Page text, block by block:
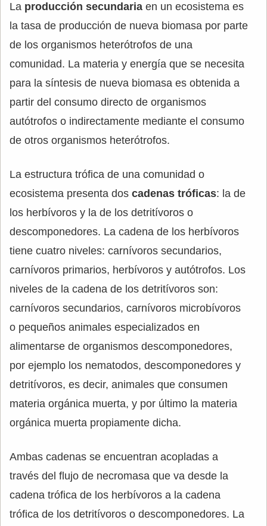
La producción secundaria en un ecosistema es
la tasa de producción de nueva biomasa por parte
de los organismos heterótrofos de una
comunidad. La materia y energía que se necesita
para la síntesis de nueva biomasa es obtenida a
partir del consumo directo de organismos
autótrofos o indirectamente mediante el consumo
de otros organismos heterótrofos.
La estructura trófica de una comunidad o
ecosistema presenta dos cadenas tróficas: la de
los herbívoros y la de los detritívoros o
descomponedores. La cadena de los herbívoros
tiene cuatro niveles: carnívoros secundarios,
carnívoros primarios, herbívoros y autótrofos. Los
niveles de la cadena de los detritívoros son:
carnívoros secundarios, carnívoros microbívoros
o pequeños animales especializados en
alimentarse de organismos descomponedores,
por ejemplo los nematodos, descomponedores y
detritívoros, es decir, animales que consumen
materia orgánica muerta, y por último la materia
orgánica muerta propiamente dicha.
Ambas cadenas se encuentran acopladas a
través del flujo de necromasa que va desde la
cadena trófica de los herbívoros a la cadena
trófica de los detritívoros o descomponedores. La